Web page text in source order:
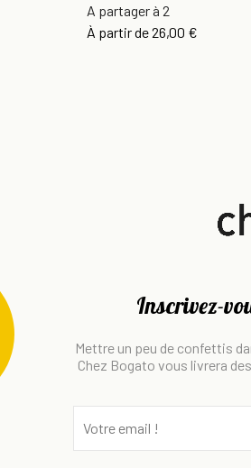
A partager à 2
À partir de26,00 €
Inscrivez-
Mettre un peu de confettis
Chez Bogato vous livrera